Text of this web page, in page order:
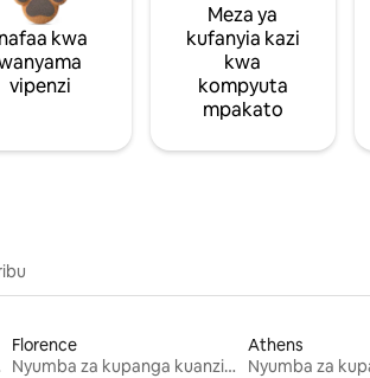
kwa
vipenzi
Meza ya
kufanyia kazi
kwa
kompyuta
mpakato
Florence
Nyumba za kupanga kuanzia mwezi mmoja
Athens